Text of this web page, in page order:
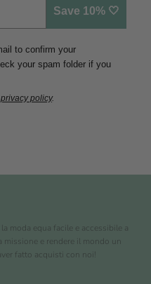
Save 10% 🤍
to confirm your
your spam folder if you
privacy policy.
moda equa facile e accessibile a
missione e rendere il mondo un
fatto acquisti con noi!